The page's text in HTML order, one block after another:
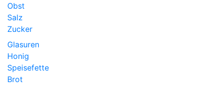
Obst
Salz
Zucker
Glasuren
Honig
Speisefette
Brot